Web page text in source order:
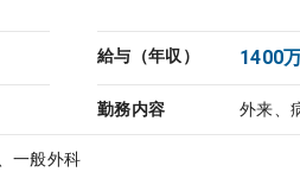
給与（年収） 1400
勤務内容 外来、
一般外科